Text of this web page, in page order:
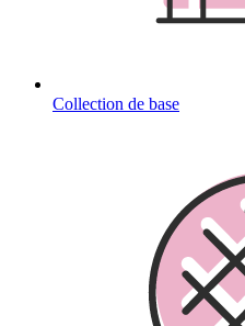
Collection de base